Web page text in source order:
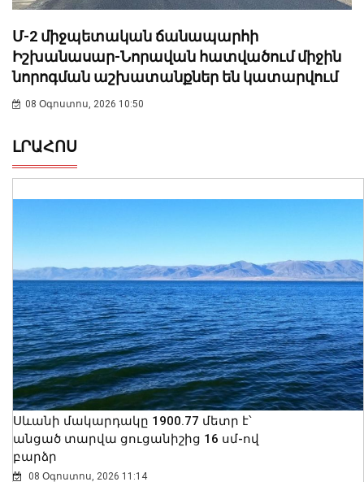
Մ-2 միջպետական ճանապարհի
Իշխանասար-Նորավան հատվածում միջին
նորոգման աշխատանքներ են կատարվում
08 Օգոստոս, 2026 10:50
ԼՐԱՀՈՍ
Սևանի մակարդակը 1900.77 մետր է՝
անցած տարվա ցուցանիշից 16 սմ-ով
բարձր
08 Օգոստոս, 2026 11:14